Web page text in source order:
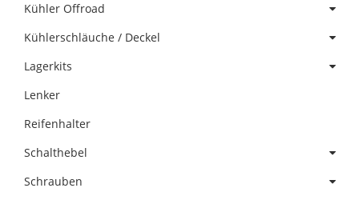
Kühler Offroad
Kühlerschläuche / Deckel
Lagerkits
Lenker
Reifenhalter
Schalthebel
Schrauben